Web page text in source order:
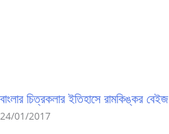
বাংলার চিত্রকলার ইতিহাসে রামকিঙ্কর বেইজ
24/01/2017